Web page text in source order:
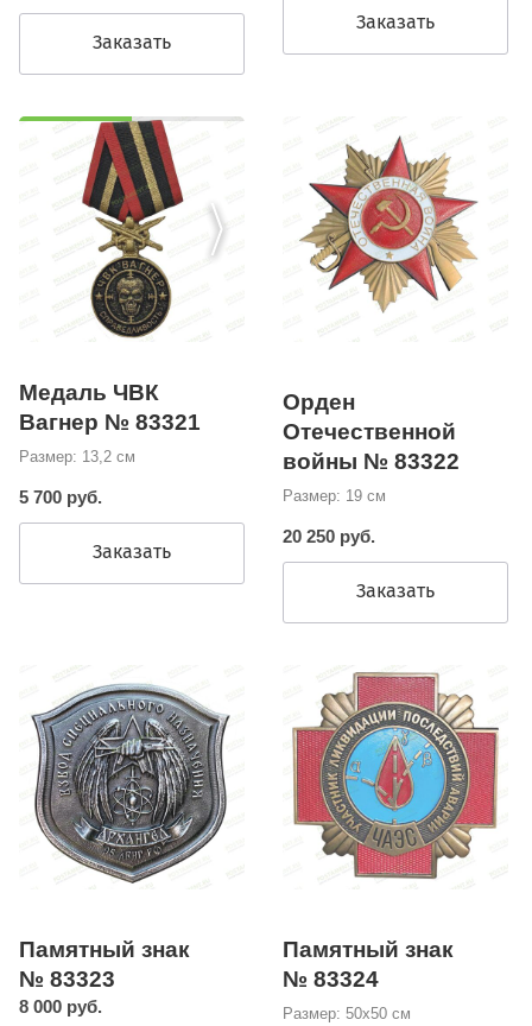
Заказать
Заказать
Медаль ЧВК
Вагнер № 83321
Размер: 13,2 см
5 700 руб.
Заказать
Орден
Отечественной
войны № 83322
Размер: 19 см
20 250 руб.
Заказать
Памятный знак
№ 83323
8 000 руб.
Памятный знак
№ 83324
Размер: 50х50 см